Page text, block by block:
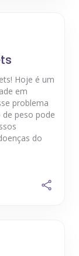
Hoje é um
em
problema
peso pode
do